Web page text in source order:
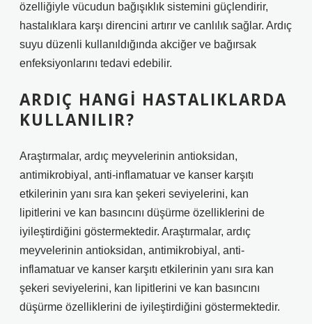
özelliğiyle vücudun bağışıklık sistemini güçlendirir,
hastalıklara karşı direncini artırır ve canlılık sağlar. Ardıç
suyu düzenli kullanıldığında akciğer ve bağırsak
enfeksiyonlarını tedavi edebilir.
ARDIÇ HANGI HASTALIKLARDA
KULLANILIR?
Araştırmalar, ardıç meyvelerinin antioksidan,
antimikrobiyal, anti-inflamatuar ve kanser karşıtı
etkilerinin yanı sıra kan şekeri seviyelerini, kan
lipitlerini ve kan basıncını düşürme özelliklerini de
iyileştirdiğini göstermektedir. Araştırmalar, ardıç
meyvelerinin antioksidan, antimikrobiyal, anti-
inflamatuar ve kanser karşıtı etkilerinin yanı sıra kan
şekeri seviyelerini, kan lipitlerini ve kan basıncını
düşürme özelliklerini de iyileştirdiğini göstermektedir.